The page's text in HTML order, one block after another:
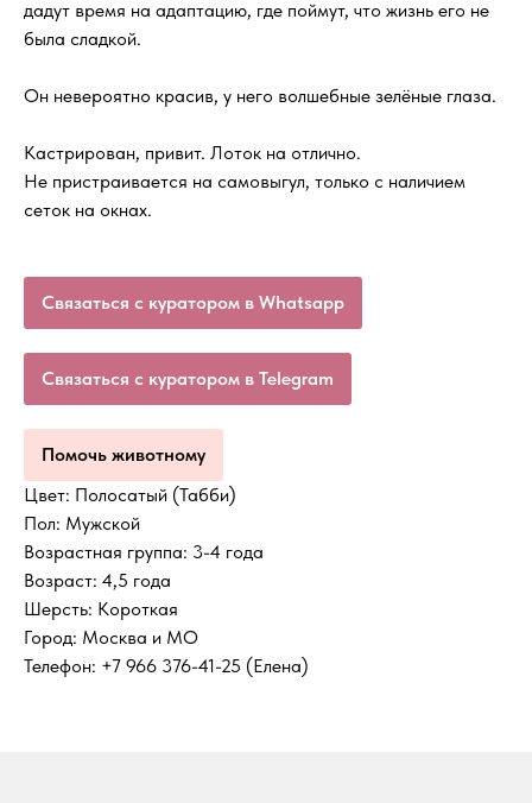
дадут время на адаптацию, где поймут, что жизнь его не
была сладкой.
Он невероятно красив, у него волшебные зелёные глаза.
Кастрирован, привит. Лоток на отлично.
Не пристраивается на самовыгул, только с наличием
сеток на окнах.
Связаться с куратором в Whatsapp
Связаться с куратором в Telegram
Помочь животному
Цвет: Полосатый (Табби)
Пол: Мужской
Возрастная группа: 3-4 года
Возраст: 4,5 года
Шерсть: Короткая
Город: Москва и МО
Телефон: +7 966 376-41-25 (Елена)